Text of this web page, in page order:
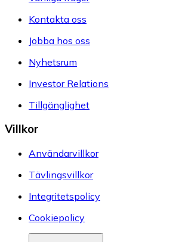
Kontakta oss
Jobba hos oss
Nyhetsrum
Investor Relations
Tillgänglighet
Villkor
Användarvillkor
Tävlingsvillkor
Integritetspolicy
Cookiepolicy